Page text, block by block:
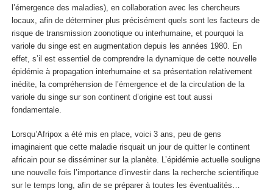
l’émergence des maladies), en collaboration avec les chercheurs
locaux, afin de déterminer plus précisément quels sont les facteurs de
risque de transmission zoonotique ou interhumaine, et pourquoi la
variole du singe est en augmentation depuis les années 1980. En
effet, s’il est essentiel de comprendre la dynamique de cette nouvelle
épidémie à propagation interhumaine et sa présentation relativement
inédite, la compréhension de l’émergence et de la circulation de la
variole du singe sur son continent d’origine est tout aussi
fondamentale.
Lorsqu’Afripox a été mis en place, voici 3 ans, peu de gens
imaginaient que cette maladie risquait un jour de quitter le continent
africain pour se disséminer sur la planète. L’épidémie actuelle souligne
une nouvelle fois l’importance d’investir dans la recherche scientifique
sur le temps long, afin de se préparer à toutes les éventualités…